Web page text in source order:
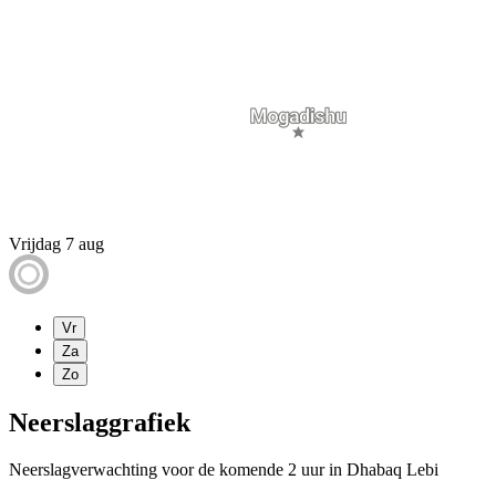
Vrijdag 7 aug
Vr
Za
Zo
Neerslaggrafiek
Neerslagverwachting voor de komende 2 uur in Dhabaq Lebi